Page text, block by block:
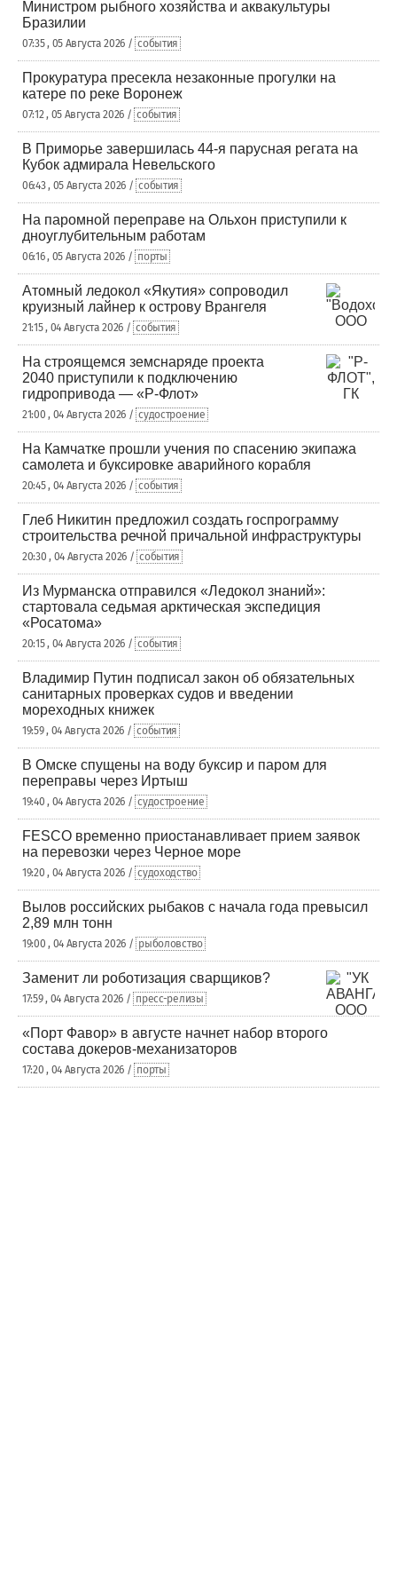
Министром рыбного хозяйства и аквакультуры
Бразилии
07:35 , 05 Августа 2026 / события
Прокуратура пресекла незаконные прогулки на
катере по реке Воронеж
07:12 , 05 Августа 2026 / события
В Приморье завершилась 44-я парусная регата на
Кубок адмирала Невельского
06:43 , 05 Августа 2026 / события
На паромной переправе на Ольхон приступили к
дноуглубительным работам
06:16 , 05 Августа 2026 / порты
Атомный ледокол «Якутия» сопроводил
круизный лайнер к острову Врангеля
21:15 , 04 Августа 2026 / события
На строящемся земснаряде проекта
2040 приступили к подключению
гидропривода — «Р-Флот»
21:00 , 04 Августа 2026 / судостроение
На Камчатке прошли учения по спасению экипажа
самолета и буксировке аварийного корабля
20:45 , 04 Августа 2026 / события
Глеб Никитин предложил создать госпрограмму
строительства речной причальной инфраструктуры
20:30 , 04 Августа 2026 / события
Из Мурманска отправился «Ледокол знаний»:
стартовала седьмая арктическая экспедиция
«Росатома»
20:15 , 04 Августа 2026 / события
Владимир Путин подписал закон об обязательных
санитарных проверках судов и введении
мореходных книжек
19:59 , 04 Августа 2026 / события
В Омске спущены на воду буксир и паром для
переправы через Иртыш
19:40 , 04 Августа 2026 / судостроение
FESCO временно приостанавливает прием заявок
на перевозки через Черное море
19:20 , 04 Августа 2026 / судоходство
Вылов российских рыбаков с начала года превысил
2,89 млн тонн
19:00 , 04 Августа 2026 / рыболовство
Заменит ли роботизация сварщиков?
17:59 , 04 Августа 2026 / пресс-релизы
«Порт Фавор» в августе начнет набор второго
состава докеров-механизаторов
17:20 , 04 Августа 2026 / порты